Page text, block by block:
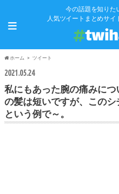
今の話題を知りた
人気ツイートまとめサイ
≡
ホーム ツイート
2021.05.24
私にもあった腕の痛みに
の髪は短いですが、この
という例で～。